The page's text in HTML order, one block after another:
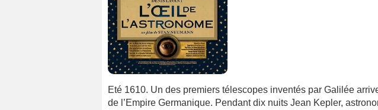
Eté 1610. Un des premiers télescopes inventés par Galilée
de l’Empire Germanique. Pendant dix nuits Jean Kepler,